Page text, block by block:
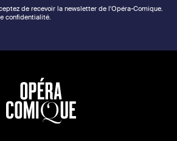
de recevoir la newsletter de l'Opéra-Comique.
confidentialité.